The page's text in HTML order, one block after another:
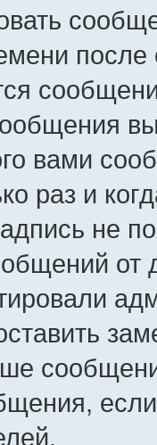
вами
раз и
не
от